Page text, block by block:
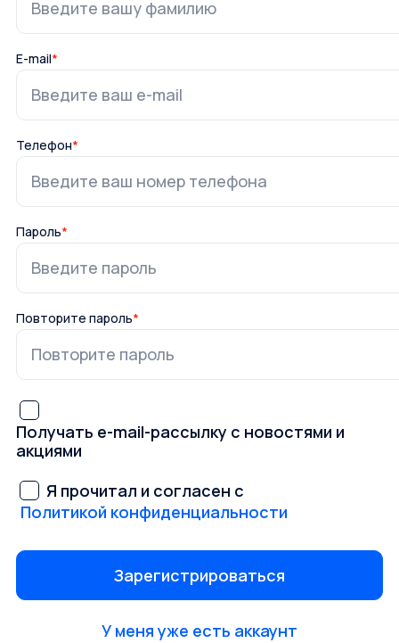
E-mail*
Телефон*
Пароль*
Повторите пароль*
Получать e-mail-рассылку с новостями и
акциями
Я прочитал и согласен с
Политикой конфиденциальности
У меня уже есть аккаунт